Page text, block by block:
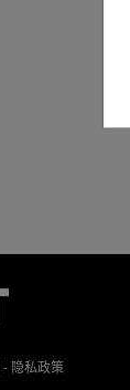
- 隐私政策